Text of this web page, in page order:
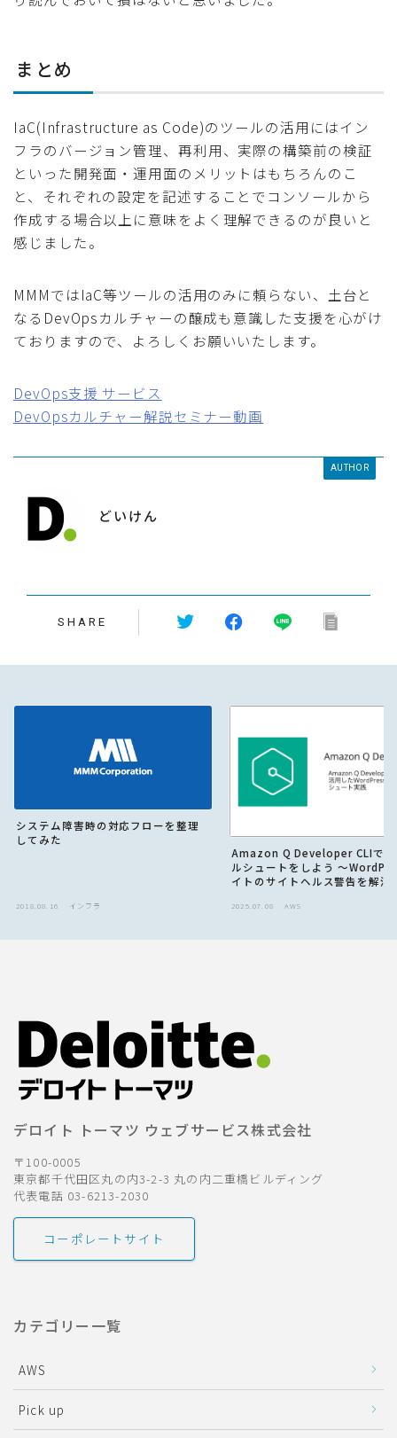
まとめ
IaC(Infrastructure as Code)のツールの活用にはイン
フラのバージョン管理、再利用、実際の構築前の検証
といった開発面・運用面のメリットはもちろんのこ
と、それぞれの設定を記述することでコンソールから
作成する場合以上に意味をよく理解できるのが良いと
感じました。
MMMではIaC等ツールの活用のみに頼らない、土台と
なるDevOpsカルチャーの醸成も意識した支援を心がけ
ておりますので、よろしくお願いいたします。
DevOps支援 サービス
DevOpsカルチャー解説セミナー動画
AUTHOR
どいけん
SHARE
システム障害時の対応フローを整理
してみた
2018.08.16 インフラ
Amazon Q Developer CLIでト
ルシュートをしよう 〜
イトのサイトヘルス警告を解消
2025.07.08 AWS
デロイト トーマツ ウェブサービス株式会社
〒100-0005
東京都千代田区丸の内3-2-3 丸の内二重橋ビルディング
代表電話 03-6213-2030
コーポレートサイト
カテゴリー一覧
AWS
Pick up